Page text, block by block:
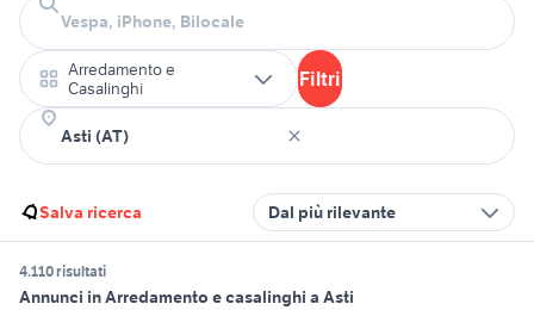
Arredamento e
Casalinghi
Filtri
Salva ricerca Dal più rilevante
4.110 risultati
Annunci in Arredamento e casalinghi a Asti